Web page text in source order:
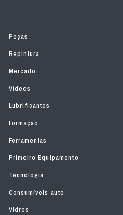
Peças
Repintura
Mercado
Vídeos
Lubrificantes
Formação
Ferramentas
Primeiro Equipamento
Tecnologia
Consumíveis auto
Vidros